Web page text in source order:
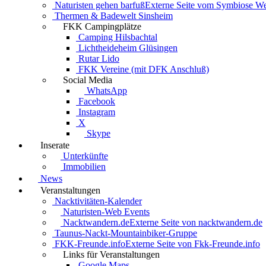
Naturisten gehen barfußExterne Seite vom Symbiose
Thermen & Badewelt Sinsheim
FKK Campingplätze
Camping Hilsbachtal
Lichtheideheim Glüsingen
Rutar Lido
FKK Vereine (mit DFK Anschluß)
Social Media
WhatsApp
Facebook
Instagram
X
Skype
Inserate
Unterkünfte
Immobilien
News
Veranstaltungen
Nacktivitäten-Kalender
Naturisten-Web Events
Nacktwandern.deExterne Seite von nacktwandern.de
Taunus-Nackt-Mountainbiker-Gruppe
FKK-Freunde.infoExterne Seite von Fkk-Freunde.info
Links für Veranstaltungen